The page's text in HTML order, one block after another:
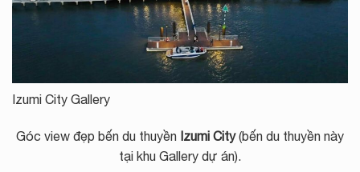
Izumi City Gallery
Góc view đẹp bến du thuyền Izumi City(bến du thuyền này
tại khu Gallery dự án).